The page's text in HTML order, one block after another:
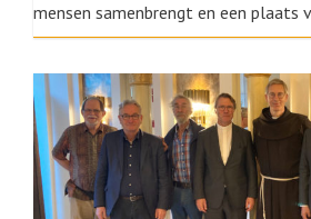
mensen samenbrengt en een plaats